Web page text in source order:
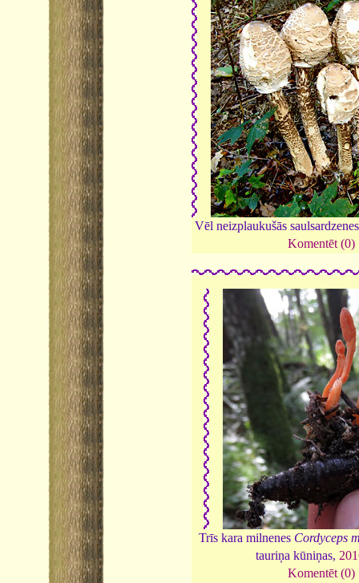
Vēl neizplaukušās
Komentēt (0)
Trīs kara milnenes Cordyceps
tauriņa kūniņas,
Komentēt (0)